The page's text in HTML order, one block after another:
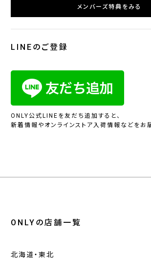
メンバーズ特典をみる
LINEのご登録
ONLY公式LINEを友だち追加すると、
新着情報やオンラインストア入荷情報などをお
ONLYの店舗一覧
北海道・東北